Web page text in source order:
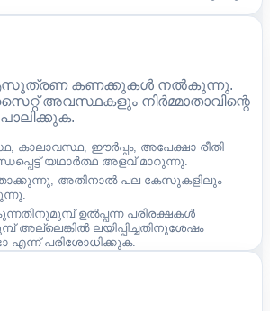
കണക്കുകൾ നൽകുന്നു.
അവസ്ഥകളും നിർമ്മാതാവിന്റെ
കാലാവസ്ഥ, ഈർപ്പം, അപേക്ഷാ രീതി
യഥാർത്ഥ അളവ് മാറുന്നു.
അതിനാൽ പല കേസുകളിലും
ഉൽപ്പന്ന പരിരക്ഷകൾ
അല്ലെങ്കിൽ ലയിപ്പിച്ചതിനുശേഷം
എന്ന് പരിശോധിക്കുക.